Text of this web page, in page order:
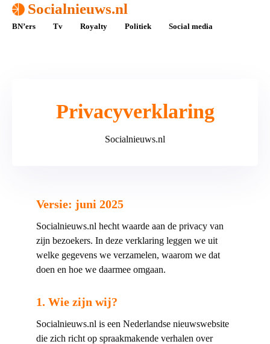
Socialnieuws.nl
BN’ers Tv Royalty Politiek Social media
Privacyverklaring
Socialnieuws.nl
Versie: juni 2025
Socialnieuws.nl hecht waarde aan de privacy van
zijn bezoekers. In deze verklaring leggen we uit
welke gegevens we verzamelen, waarom we dat
doen en hoe we daarmee omgaan.
1. Wie zijn wij?
Socialnieuws.nl is een Nederlandse nieuwswebsite
die zich richt op spraakmakende verhalen over